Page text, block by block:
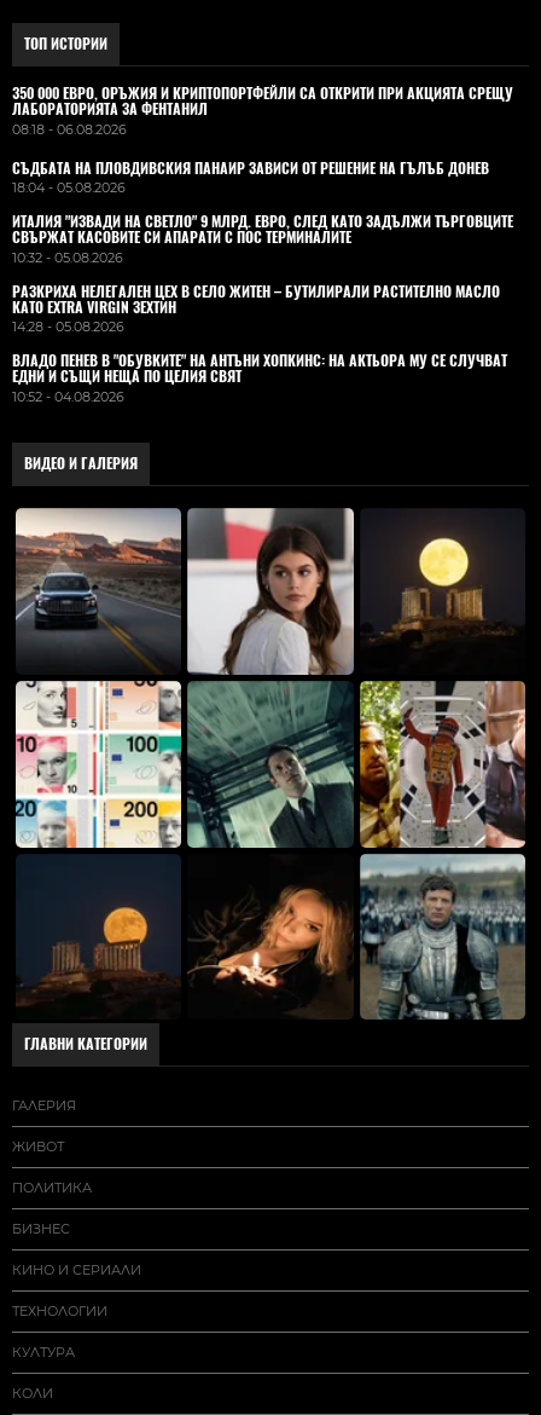
ТОП ИСТОРИИ
350 000 ЕВРО, ОРЪЖИЯ И КРИПТОПОРТФЕЙЛИ СА ОТКРИТИ ПРИ АКЦИЯТА СРЕЩУ
ЛАБОРАТОРИЯТА ЗА ФЕНТАНИЛ
08:18 - 06.08.2026
СЪДБАТА НА ПЛОВДИВСКИЯ ПАНАИР ЗАВИСИ ОТ РЕШЕНИЕ НА ГЪЛЪБ ДОНЕВ
18:04 - 05.08.2026
ИТАЛИЯ "ИЗВАДИ НА СВЕТЛО" 9 МЛРД. ЕВРО, СЛЕД КАТО ЗАДЪЛЖИ ТЪРГОВЦИТЕ
СВЪРЖАТ КАСОВИТЕ СИ АПАРАТИ С ПОС ТЕРМИНАЛИТЕ
10:32 - 05.08.2026
РАЗКРИХА НЕЛЕГАЛЕН ЦЕХ В СЕЛО ЖИТЕН – БУТИЛИРАЛИ РАСТИТЕЛНО МАСЛО
КАТО EXTRA VIRGIN ЗЕХТИН
14:28 - 05.08.2026
ВЛАДO ПЕНЕВ В "ОБУВКИТЕ" НА АНТЪНИ ХОПКИНС: НА АКТЬОРА МУ СЕ СЛУЧВАТ
ЕДНИ И СЪЩИ НЕЩА ПО ЦЕЛИЯ СВЯТ
10:52 - 04.08.2026
ВИДЕО И ГАЛЕРИЯ
ГЛАВНИ КАТЕГОРИИ
ГАЛЕРИЯ
ЖИВОТ
ПОЛИТИКА
БИЗНЕС
КИНО И СЕРИАЛИ
ТЕХНОЛОГИИ
КУЛТУРА
КОЛИ